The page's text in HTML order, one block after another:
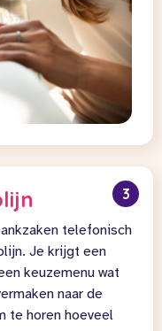
3
telefonisch
Je krijgt een
keuzemenu wat
naar de
te horen hoeveel